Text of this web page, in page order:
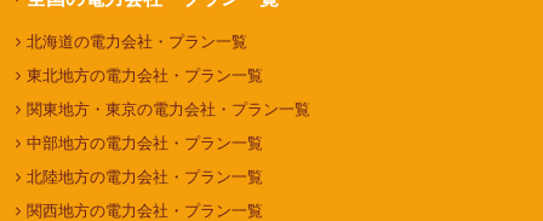
北海道の電力会社・プラン一覧
東北地方の電力会社・プラン一覧
関東地方・東京の電力会社・プラン一覧
中部地方の電力会社・プラン一覧
北陸地方の電力会社・プラン一覧
関西地方の電力会社・プラン一覧